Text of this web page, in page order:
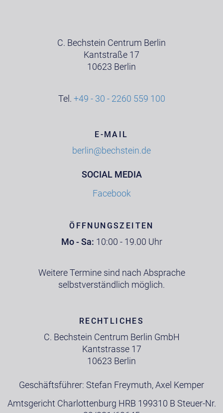
C. Bechstein Centrum Berlin
Kantstraße 17
10623 Berlin
Tel. +49 - 30 - 2260 559 100
E-MAIL
berlin@bechstein.de
SOCIAL MEDIA
Facebook
ÖFFNUNGSZEITEN
Mo - Sa: 10:00 - 19.00 Uhr
Weitere Termine sind nach Absprache
selbstverständlich möglich.
RECHTLICHES
C. Bechstein Centrum Berlin GmbH
Kantstrasse 17
10623 Berlin
Geschäftsführer: Stefan Freymuth, Axel Kemper
Amtsgericht Charlottenburg HRB 199310 B Steuer-Nr.